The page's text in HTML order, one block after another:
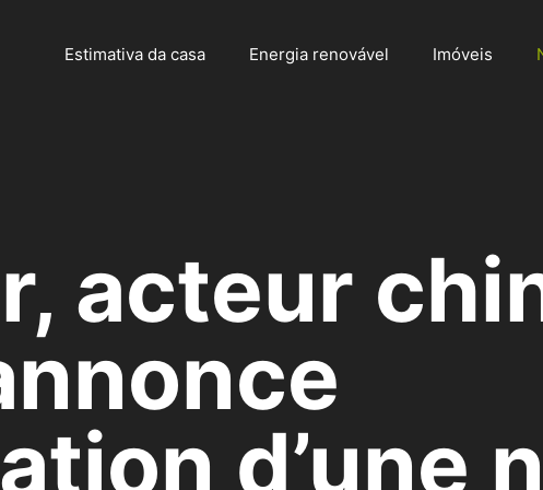
Estimativa da casa Energia renovável Imóveis
acteur
d’une